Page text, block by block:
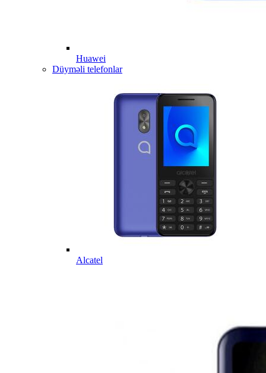
Huawei
Düyməli telefonlar
Alcatel